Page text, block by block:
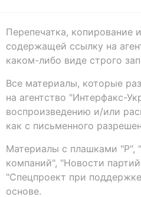
Перепечатка, копирование
содержащей ссылку на
каком-либо виде строго
Все материалы, которые
на агентство "Интерфакс-
воспроизведению и/или
как с письменного
Материалы с плашками "Р",
компаний", "Новости
"Спецпроект при
основе.